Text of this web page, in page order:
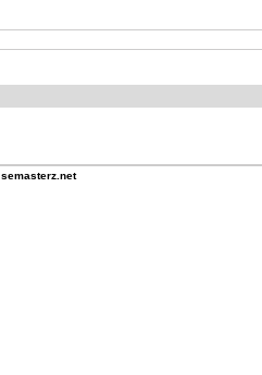
semasterz.net